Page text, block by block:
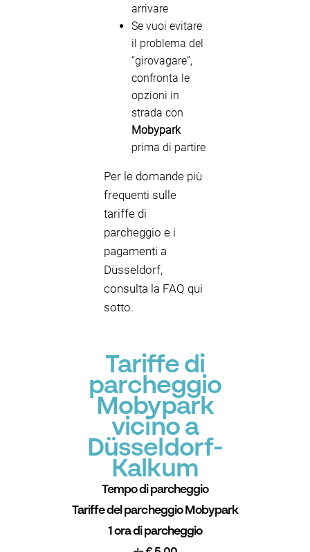
arrivare
Se vuoi evitare
il problema del
“girovagare”,
confronta le
opzioni in
strada con
Mobypark
prima di partire
Per le domande più
frequenti sulle
tariffe di
parcheggio e i
pagamenti a
Düsseldorf,
consulta la FAQ qui
sotto.
Tariffe di
parcheggio
Mobypark
vicino a
Düsseldorf-
Kalkum
Tempo di parcheggio
Tariffe del parcheggio Mobypark
1 ora di parcheggio